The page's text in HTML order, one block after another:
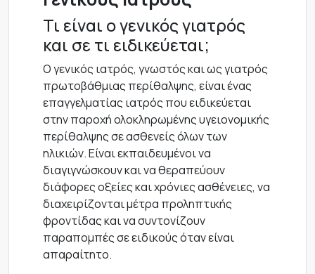
Τι είναι ο γενικός γιατρός
και σε τι ειδικεύεται;
Ο γενικός ιατρός, γνωστός και ως γιατρός
πρωτοβάθμιας περίθαλψης, είναι ένας
επαγγελματίας ιατρός που ειδικεύεται
στην παροχή ολοκληρωμένης υγειονομικής
περίθαλψης σε ασθενείς όλων των
ηλικιών. Είναι εκπαιδευμένοι να
διαγιγνώσκουν και να θεραπεύουν
διάφορες οξείες και χρόνιες ασθένειες, να
διαχειρίζονται μέτρα προληπτικής
φροντίδας και να συντονίζουν
παραπομπές σε ειδικούς όταν είναι
απαραίτητο.